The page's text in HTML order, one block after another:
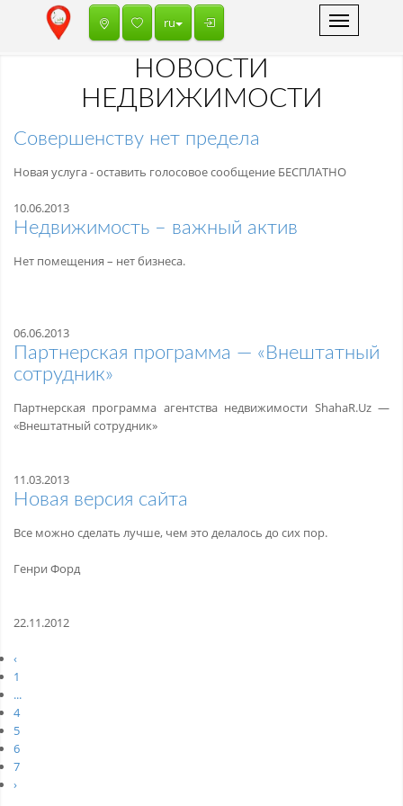
Toggle
navigation
ru
НОВОСТИ
НЕДВИЖИМОСТИ
Совершенству нет предела
Новая услуга - оставить голосовое сообщение БЕСПЛАТНО
10.06.2013
Недвижимость – важный актив
Нет помещения – нет бизнеса.
06.06.2013
Партнерская программа — «Внештатный
сотрудник»
Партнерская программа агентства недвижимости ShahaR.Uz —
«Внештатный сотрудник»
11.03.2013
Новая версия сайта
Все можно сделать лучше, чем это делалось до сих пор.
Генри Форд
22.11.2012
‹
1
...
4
5
6
7
›